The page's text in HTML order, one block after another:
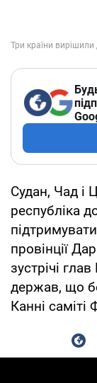
Судан, Чад і
республіка
провінції
зустрічі
держав, що
Канні